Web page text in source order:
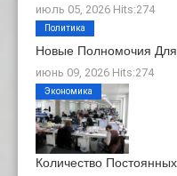
июль 05, 2026 Hits:274
Новые Полномочия
июнь 09, 2026 Hits:274
Политика
Количество
Экономика